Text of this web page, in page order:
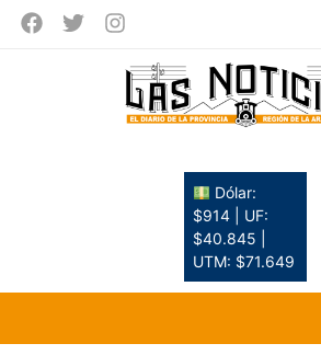
Dólar:
$914 | UF:
$40.845 |
UTM: $71.649